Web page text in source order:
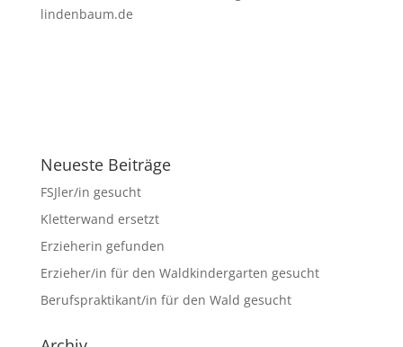
lindenbaum.de
Neueste Beiträge
FSJler/in gesucht
Kletterwand ersetzt
Erzieherin gefunden
Erzieher/in für den Waldkindergarten gesucht
Berufspraktikant/in für den Wald gesucht